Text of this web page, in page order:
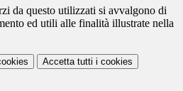
da questo utilizzati si avvalgono di
ed utili alle finalità illustrate nella
Accetta tutti i cookies